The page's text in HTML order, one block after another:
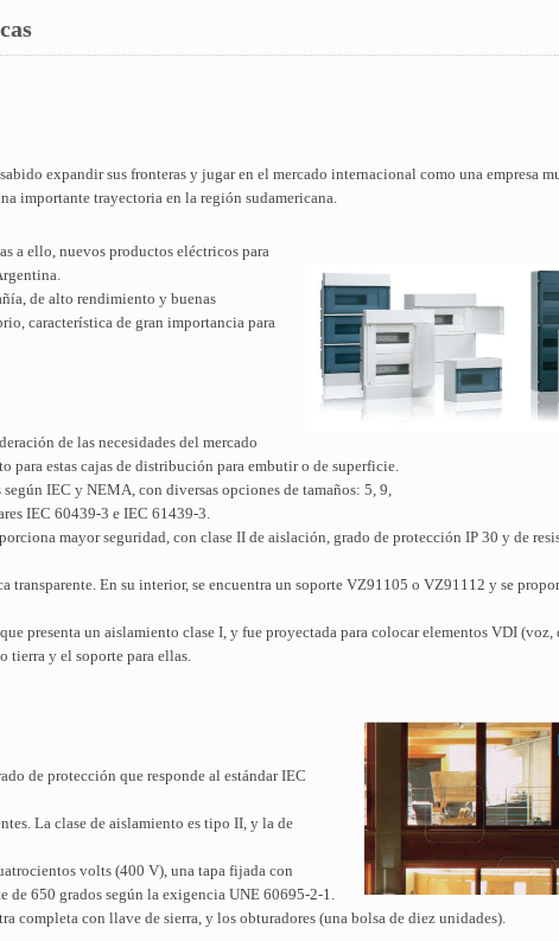
expandir sus fronteras y jugar en el mercado internacional como una empresa
importante trayectoria en la región sudamericana.
a ello, nuevos productos eléctricos para
de alto rendimiento y buenas
característica de gran importancia para
de las necesidades del mercado
estas cajas de distribución para embutir o de superficie.
IEC y NEMA, con diversas opciones de tamaños: 5, 9,
IEC 60439-3 e IEC 61439-3.
mayor seguridad, con clase II de aislación, grado de protección IP 30 y de
En su interior, se encuentra un soporte VZ91105 o VZ91112 y se
presenta un aislamiento clase I, y fue proyectada para colocar elementos VDI (voz,
tierra y el soporte para ellas.
de protección que responde al estándar IEC
La clase de aislamiento es tipo II, y la de
volts (400 V), una tapa fijada con
de 650 grados según la exigencia UNE 60695-2-1.
completa con llave de sierra, y los obturadores (una bolsa de diez unidades).